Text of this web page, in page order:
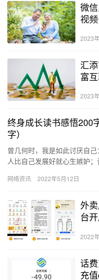
微
视
2023
汇
富
2023
终身成长读书感悟200
字）
曾几何时，我是如此讨厌自
人比自己发展好就心生嫉妒
力后…
网络资讯 2022年5月12日
外
台
2022
话
充